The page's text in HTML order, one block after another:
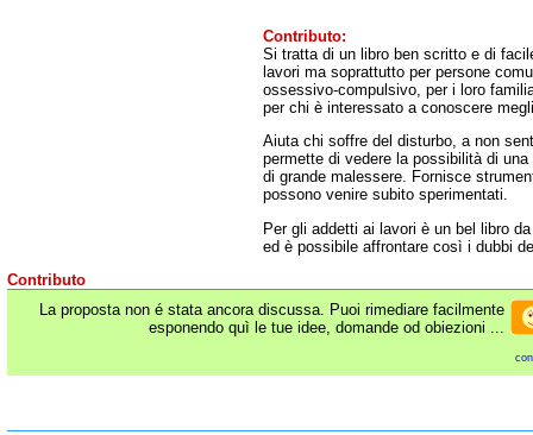
Contributo:
Si tratta di un libro ben scritto e di
lavori ma soprattutto per persone
ossessivo-compulsivo, per i loro
per chi è interessato a conoscere
Aiuta chi soffre del disturbo, a non
permette di vedere la possibilità di
di grande malessere. Fornisce
possono venire subito sperimentati.
Per gli addetti ai lavori è un bel libro
ed è possibile affrontare così i dubbi
Contributo
La proposta non é stata ancora discussa. Puoi rimediare facilmente
esponendo quì le tue idee, domande od obiezioni ...